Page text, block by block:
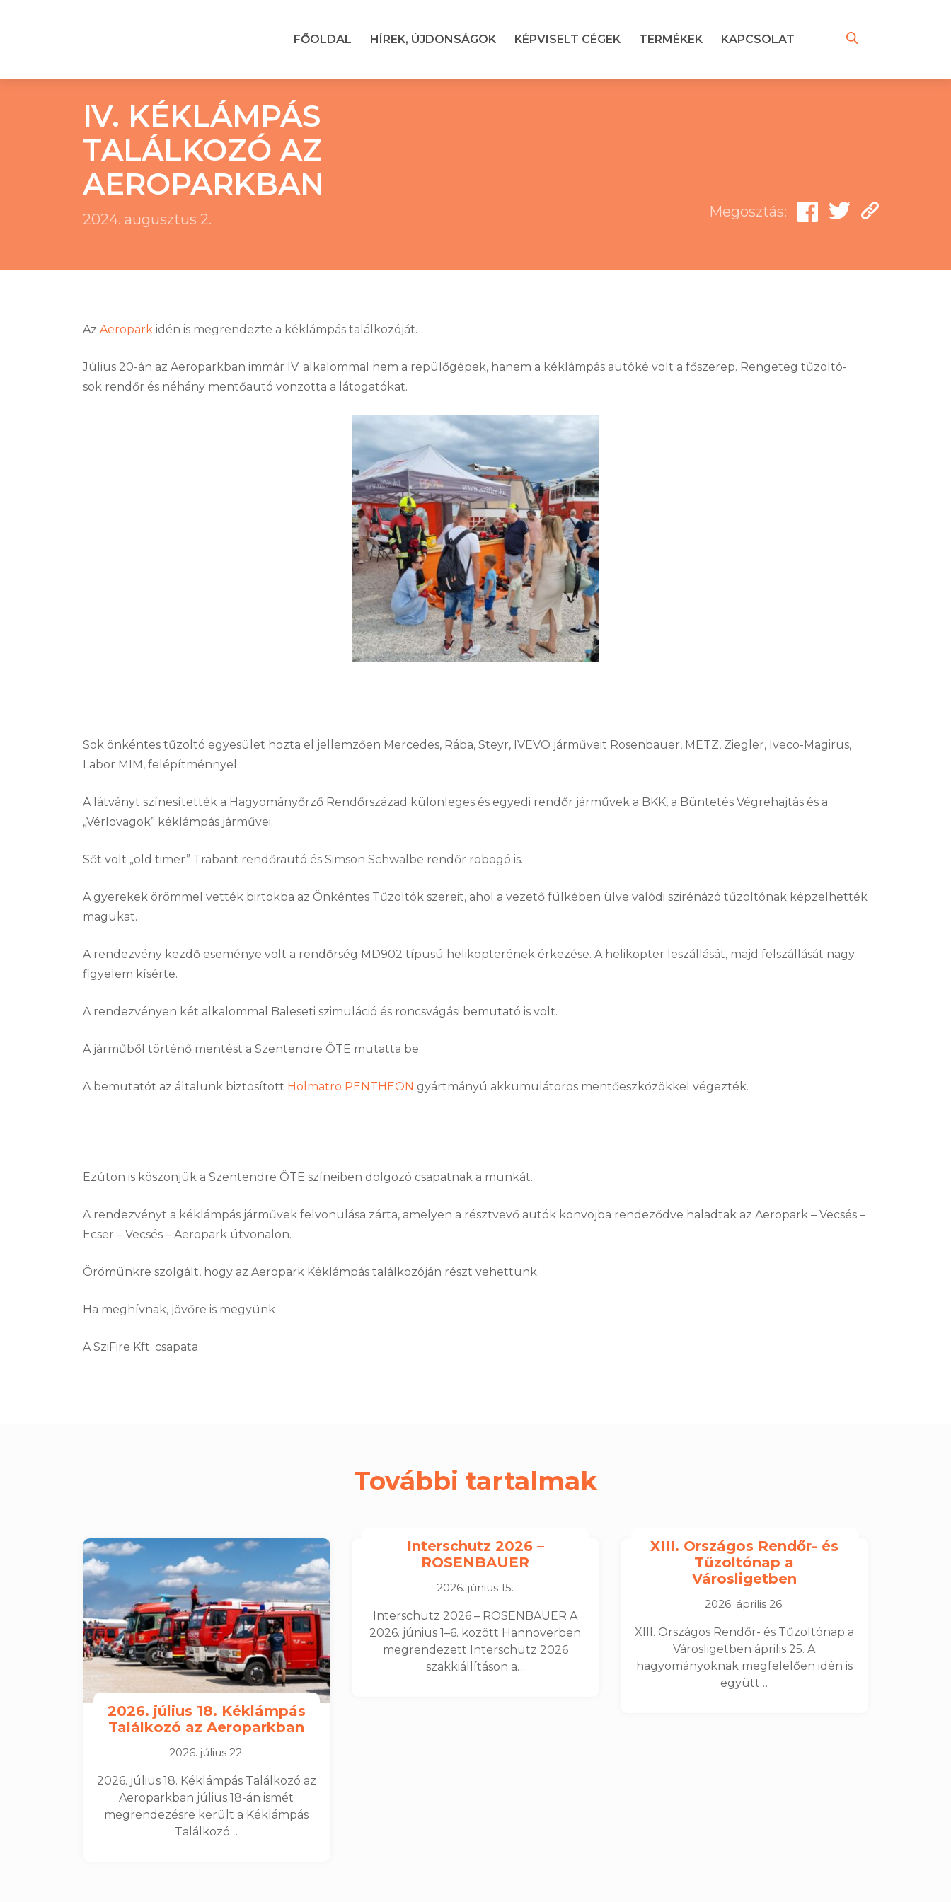
FŐOLDAL HÍREK, ÚJDONSÁGOK KÉPVISELT CÉGEK TERMÉKEK KAPCSOLAT
IV. KÉKLÁMPÁS
TALÁLKOZÓ AZ
AEROPARKBAN
2024. augusztus 2. Megosztás:
Az Aeropark idén is megrendezte a kéklámpás találkozóját.
Július 20-án az Aeroparkban immár IV. alkalommal nem a repülőgépek, hanem a kéklámpás autóké volt a főszerep. Rengeteg tűzoltó-
sok rendőr és néhány mentőautó vonzotta a látogatókat.
Sok önkéntes tűzoltó egyesület hozta el jellemzően Mercedes, Rába, Steyr, IVEVO járműveit Rosenbauer, METZ, Ziegler, Iveco-Magirus,
Labor MIM, felépítménnyel.
A látványt színesítették a Hagyományőrző Rendőrszázad különleges és egyedi rendőr járművek a BKK, a Büntetés Végrehajtás és a
„Vérlovagok” kéklámpás járművei.
Sőt volt „old timer” Trabant rendőrautó és Simson Schwalbe rendőr robogó is.
A gyerekek örömmel vették birtokba az Önkéntes Tűzoltók szereit, ahol a vezető fülkében ülve valódi szirénázó tűzoltónak képzelhették
magukat.
A rendezvény kezdő eseménye volt a rendőrség MD902 típusú helikopterének érkezése. A helikopter leszállását, majd felszállását nagy
figyelem kísérte.
A rendezvényen két alkalommal Baleseti szimuláció és roncsvágási bemutató is volt.
A járműből történő mentést a Szentendre ÖTE mutatta be.
A bemutatót az általunk biztosított Holmatro PENTHEON gyártmányú akkumulátoros mentőeszközökkel végezték.
Ezúton is köszönjük a Szentendre ÖTE színeiben dolgozó csapatnak a munkát.
A rendezvényt a kéklámpás járművek felvonulása zárta, amelyen a résztvevő autók konvojba rendeződve haladtak az Aeropark – Vecsés –
Ecser – Vecsés – Aeropark útvonalon.
Örömünkre szolgált, hogy az Aeropark Kéklámpás találkozóján részt vehettünk.
Ha meghívnak, jövőre is megyünk
A SziFire Kft. csapata
További tartalmak
2026. július 18. Kéklámpás
Találkozó az Aeroparkban
2026. július 22.
2026. július 18. Kéklámpás Találkozó az
Aeroparkban július 18-án ismét
megrendezésre került a Kéklámpás
Találkozó…
Interschutz 2026 –
ROSENBAUER
2026. június 15.
Interschutz 2026 – ROSENBAUER A
2026. június 1–6. között Hannoverben
megrendezett Interschutz 2026
szakkiállításon a…
XIII. Országos Rendőr- és
Tűzoltónap a
Városligetben
2026. április 26.
XIII. Országos Rendőr- és Tűzoltónap a
Városligetben április 25. A
hagyományoknak megfelelően idén is
együtt…